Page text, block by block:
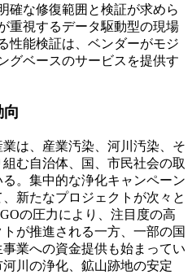
確な修復範囲と検証が求めら
重視するデータ駆動型の現場
性能検証は、ベンダーがモジ
グベースのサービスを提供す
は、産業汚染、河川汚染、そ
む自治体、国、市民社会の取
。集中的な浄化キャンペーン
新たなプロジェクトが次々と
の圧力により、注目度の高
が推進される一方、一部の国
業への資金提供も始まって​​い
川の浄化、鉱山跡地の安定